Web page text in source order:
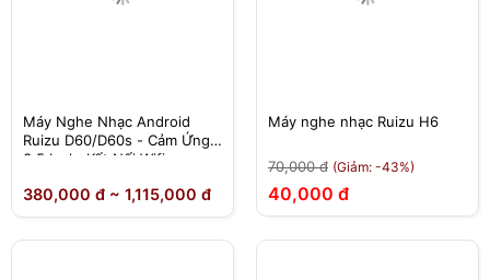
Máy Nghe Nhạc Android
Ruizu D60/D60s - Cảm Ứng
3.5 Inch, Kết Nối Wifi
380,000 đ ~ 1,115,000 đ
Máy nghe nhạc Ruizu H6
70,000 đ (Giảm: -43%)
40,000 đ